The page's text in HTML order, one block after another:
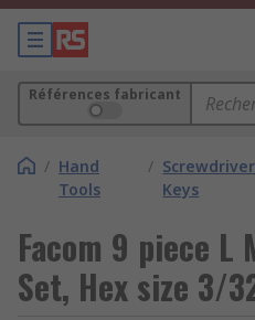
Références fabricant
/ Hand
Tools
/
Keys
Facom 9 piece L
Set, Hex size 3/